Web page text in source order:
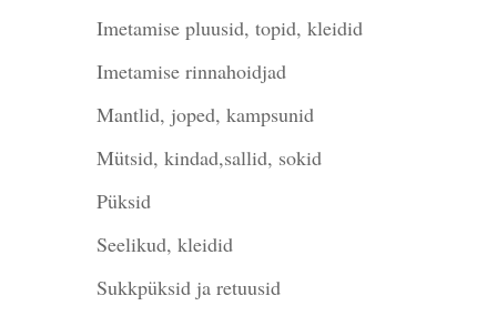
Imetamise pluusid, topid, kleidid
Imetamise rinnahoidjad
Mantlid, joped, kampsunid
Mütsid, kindad,sallid, sokid
Püksid
Seelikud, kleidid
Sukkpüksid ja retuusid